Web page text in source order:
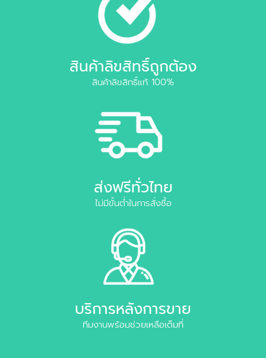
สินค้าลิขสิทธิ์ถูกต้อง
สินค้าลิขสิทธิ์แท้ 100%
ส่งฟรีทั่วไทย
ไม่มีขั้นต่ำในการสั่งซื้อ
บริการหลังการขาย
ทีมงานพร้อมช่วยเหลือเต็มที่